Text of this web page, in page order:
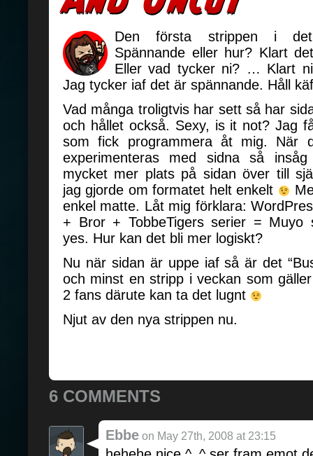
Den första strippen i
Spännande eller hur? Klart
Eller vad tycker ni? … Klart
Jag tycker iaf det är spännande. Håll
Vad många troligtvis har sett så har
och hållet också. Sexy, is it not? Jag
som fick programmera åt mig. När
experimenteras med sidna så
mycket mer plats på sidan över till
jag gjorde om formatet helt enkelt
enkel matte. Låt mig förklara:
+ Bror + TobbeTigers serier = Muyo
yes. Hur kan det bli mer logiskt?
Nu när sidan är uppe iaf så är det
och minst en stripp i veckan som
2 fans därute kan ta det lugnt
Njut av den nya strippen nu.
6 COMMENTS
Ebbe on May 27th, 2008 at 23:15